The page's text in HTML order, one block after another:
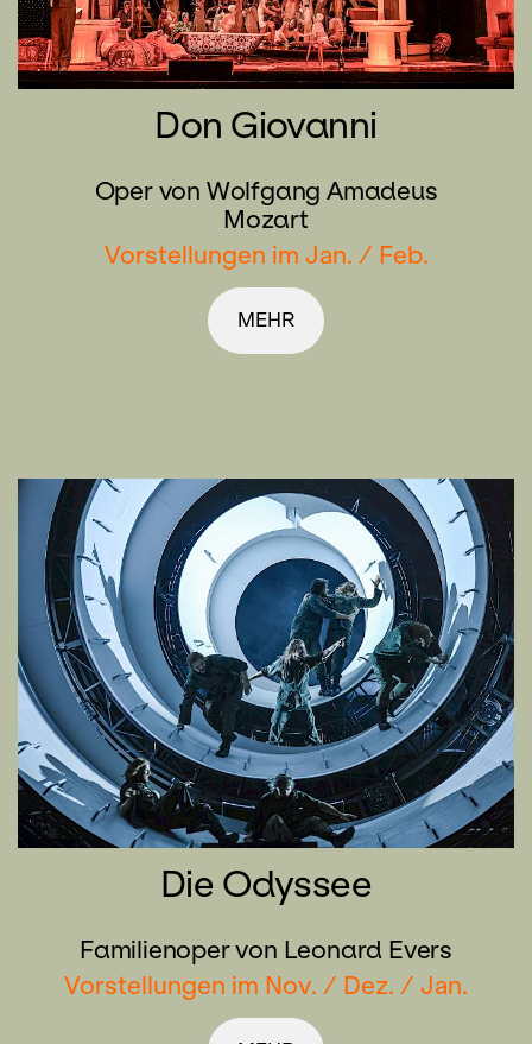
Don Giovanni
Oper von Wolfgang Amadeus
Mozart
Vorstellungen im Jan. / Feb.
MEHR
Die Odyssee
Familienoper von Leonard Evers
Vorstellungen im Nov. / Dez. / Jan.